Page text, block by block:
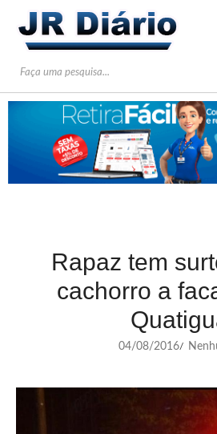
Rapaz tem
cachorro a
04/08/2016/